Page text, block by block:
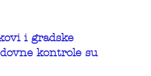
i gradske
kontrole su